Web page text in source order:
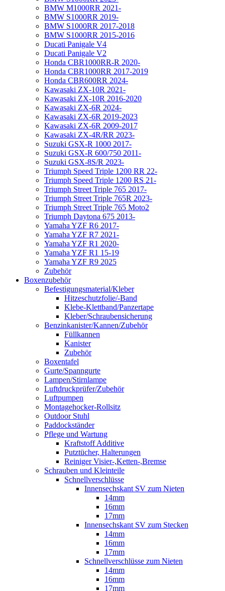
BMW M1000RR 2021-
BMW S1000RR 2019-
BMW S1000RR 2017-2018
BMW S1000RR 2015-2016
Ducati Panigale V4
Ducati Panigale V2
Honda CBR1000RR-R 2020-
Honda CBR1000RR 2017-2019
Honda CBR600RR 2024-
Kawasaki ZX-10R 2021-
Kawasaki ZX-10R 2016-2020
Kawasaki ZX-6R 2024-
Kawasaki ZX-6R 2019-2023
Kawasaki ZX-6R 2009-2017
Kawasaki ZX-4R/RR 2023-
Suzuki GSX-R 1000 2017-
Suzuki GSX-R 600/750 2011-
Suzuki GSX-8S/R 2023-
Triumph Speed Triple 1200 RR 22-
Triumph Speed Triple 1200 RS 21-
Triumph Street Triple 765 2017-
Triumph Street Triple 765R 2023-
Triumph Street Triple 765 Moto2
Triumph Daytona 675 2013-
Yamaha YZF R6 2017-
Yamaha YZF R7 2021-
Yamaha YZF R1 2020-
Yamaha YZF R1 15-19
Yamaha YZF R9 2025
Zubehör
Boxenzubehör
Befestigungsmaterial/Kleber
Hitzeschutzfolie/-Band
Klebe-Klettband/Panzertape
Kleber/Schraubensicherung
Benzinkanister/Kannen/Zubehör
Füllkannen
Kanister
Zubehör
Boxentafel
Gurte/Spanngurte
Lampen/Stirnlampe
Luftdruckprüfer/Zubehör
Luftpumpen
Montagehocker-Rollsitz
Outdoor Stuhl
Paddockständer
Pflege und Wartung
Kraftstoff Additive
Putztücher, Halterungen
Reiniger Visier-,Ketten-,Bremse
Schrauben und Kleinteile
Schnellverschlüsse
Innensechskant SV zum Nieten
14mm
16mm
17mm
Innensechskant SV zum Stecken
14mm
16mm
17mm
Schnellverschlüsse zum Nieten
14mm
16mm
17mm